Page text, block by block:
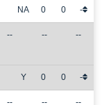
NA 0 0 -
-- -- --
Y 0 0 -
-- -- --